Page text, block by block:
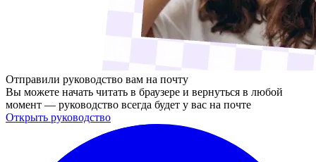
Отправили руководство вам на почту
Вы можете начать читать в браузере и вернуться в любой
момент — руководство всегда будет у вас на почте
Открыть руководство